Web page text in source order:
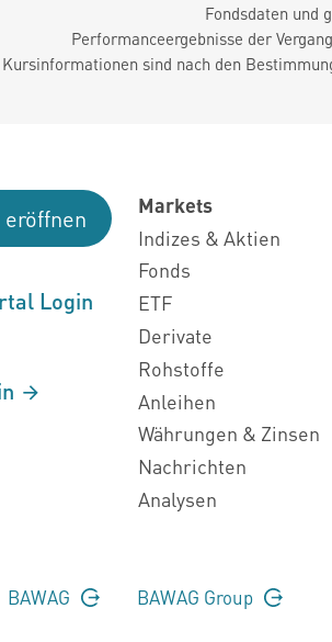
Fondsdaten und
Performanceergebnisse der
sind nach den
Login
Markets
Indizes & Aktien
Fonds
ETF
Derivate
Rohstoffe
Anleihen
Währungen & Zinsen
Nachrichten
Analysen
BAWAG BAWAG Group